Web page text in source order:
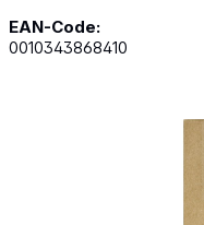
EAN-Code:
0010343868410
Bildergalerie überspringen